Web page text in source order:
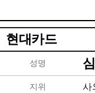
현대카드
성명
지위 사